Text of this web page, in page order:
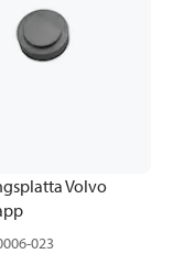
Volvo
023